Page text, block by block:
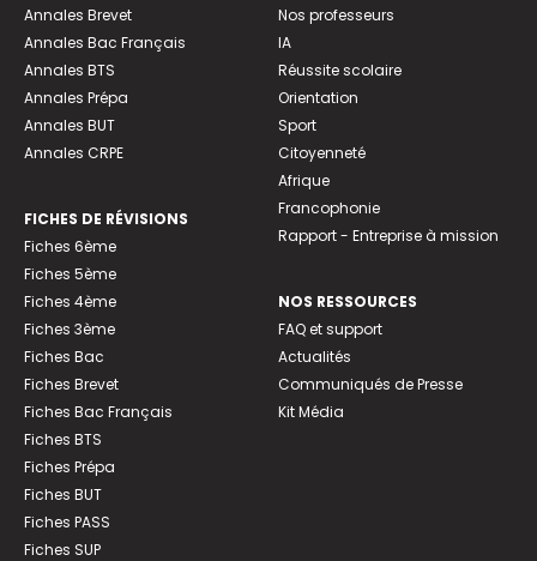
Annales Brevet
Annales Bac Français
Annales BTS
Annales Prépa
Annales BUT
Annales CRPE
FICHES DE RÉVISIONS
Fiches 6ème
Fiches 5ème
Fiches 4ème
Fiches 3ème
Fiches Bac
Fiches Brevet
Fiches Bac Français
Fiches BTS
Fiches Prépa
Fiches BUT
Fiches PASS
Fiches SUP
Nos professeurs
IA
Réussite scolaire
Orientation
Sport
Citoyenneté
Afrique
Francophonie
Rapport - Entreprise à mission
NOS RESSOURCES
FAQ et support
Actualités
Communiqués de Presse
Kit Média